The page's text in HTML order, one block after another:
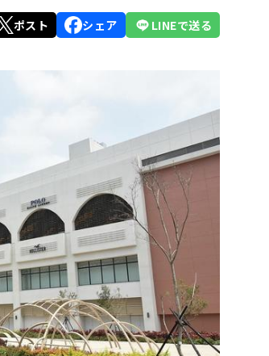
ポスト シェア LINEで送る